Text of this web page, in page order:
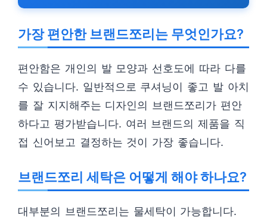
가장 편안한 브랜드쪼리는 무엇인가요?
편안함은 개인의 발 모양과 선호도에 따라 다를
수 있습니다. 일반적으로 쿠셔닝이 좋고 발 아치
를 잘 지지해주는 디자인의 브랜드쪼리가 편안
하다고 평가받습니다. 여러 브랜드의 제품을 직
접 신어보고 결정하는 것이 가장 좋습니다.
브랜드쪼리 세탁은 어떻게 해야 하나요?
대부분의 브랜드쪼리는 물세탁이 가능합니다.